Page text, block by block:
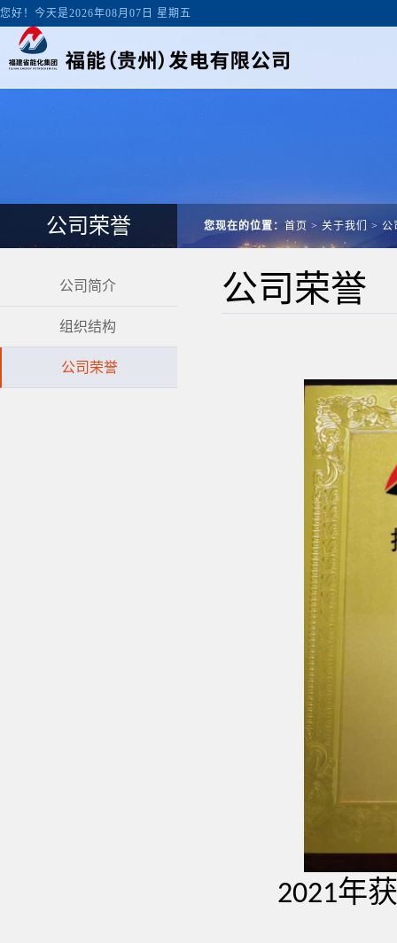
您好！今天是2026年08月07日 星期五
公司荣誉 您现在的位置： 首页 > 关于我们 > 公
公司简介
组织结构
公司荣誉
公司荣誉
2021年